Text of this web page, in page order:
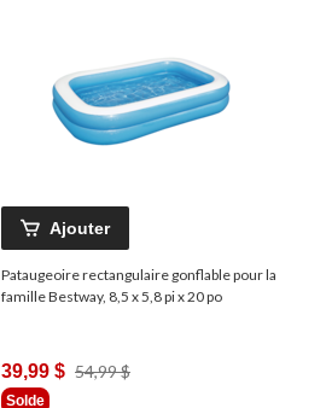
Ajouter
Pataugeoire rectangulaire gonflable pour la
famille Bestway, 8,5 x 5,8 pi x 20 po
39,99 $ 54,99 $Prix
Solde